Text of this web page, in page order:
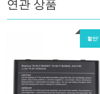
할인!